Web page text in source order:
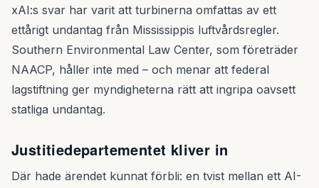
xAI:s svar har varit att turbinerna omfattas av ett
ettårigt undantag från Mississippis luftvårdsregler.
Southern Environmental Law Center, som företräder
NAACP, håller inte med – och menar att federal
lagstiftning ger myndigheterna rätt att ingripa oavsett
statliga undantag.
Justitiedepartementet kliver in
Där hade ärendet kunnat förbli: en tvist mellan ett AI-